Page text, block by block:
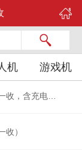
机 游戏机
收）